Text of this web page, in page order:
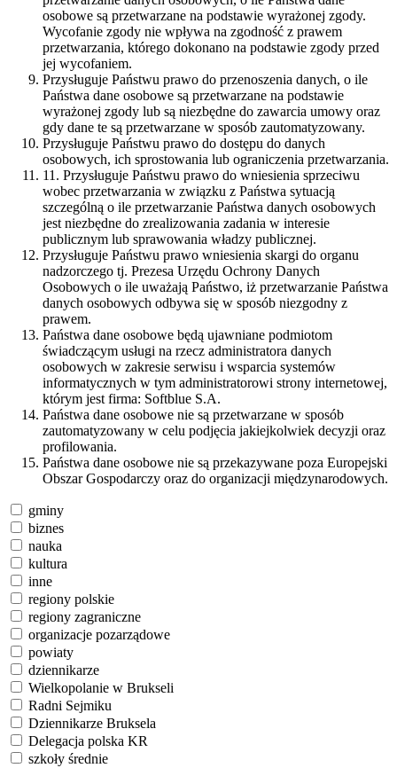
osobowe są przetwarzane na podstawie wyrażonej zgody.
Wycofanie zgody nie wpływa na zgodność z prawem
przetwarzania, którego dokonano na podstawie zgody przed
jej wycofaniem.
Przysługuje Państwu prawo do przenoszenia danych, o ile
Państwa dane osobowe są przetwarzane na podstawie
wyrażonej zgody lub są niezbędne do zawarcia umowy oraz
gdy dane te są przetwarzane w sposób zautomatyzowany.
Przysługuje Państwu prawo do dostępu do danych
osobowych, ich sprostowania lub ograniczenia przetwarzania.
11. Przysługuje Państwu prawo do wniesienia sprzeciwu
wobec przetwarzania w związku z Państwa sytuacją
szczególną o ile przetwarzanie Państwa danych osobowych
jest niezbędne do zrealizowania zadania w interesie
publicznym lub sprawowania władzy publicznej.
Przysługuje Państwu prawo wniesienia skargi do organu
nadzorczego tj. Prezesa Urzędu Ochrony Danych
Osobowych o ile uważają Państwo, iż przetwarzanie Państwa
danych osobowych odbywa się w sposób niezgodny z
prawem.
Państwa dane osobowe będą ujawniane podmiotom
świadczącym usługi na rzecz administratora danych
osobowych w zakresie serwisu i wsparcia systemów
informatycznych w tym administratorowi strony internetowej,
którym jest firma: Softblue S.A.
Państwa dane osobowe nie są przetwarzane w sposób
zautomatyzowany w celu podjęcia jakiejkolwiek decyzji oraz
profilowania.
Państwa dane osobowe nie są przekazywane poza Europejski
Obszar Gospodarczy oraz do organizacji międzynarodowych.
gminy
biznes
nauka
kultura
inne
regiony polskie
regiony zagraniczne
organizacje pozarządowe
powiaty
dziennikarze
Wielkopolanie w Brukseli
Radni Sejmiku
Dziennikarze Bruksela
Delegacja polska KR
szkoły średnie